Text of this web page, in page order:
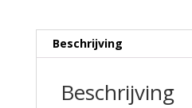
Beschrijving
Beschrijving